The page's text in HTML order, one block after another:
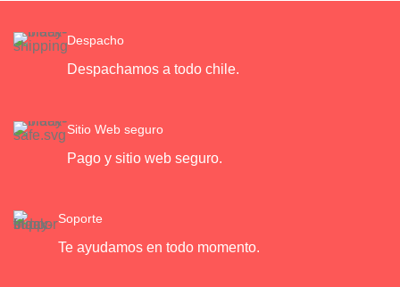
Despacho
Despachamos a todo chile.
Sitio Web seguro
Pago y sitio web seguro.
Soporte
Te ayudamos en todo momento.